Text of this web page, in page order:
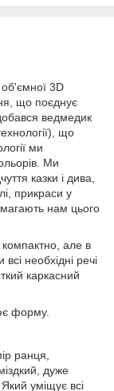
3D
що поєднує
ведмедик
що
ми
Ми
казки і дива,
прикраси у
нам цього
компактно, але в
необхідні речі
каркасний
форму.
ранця,
дуже
уміщує всі